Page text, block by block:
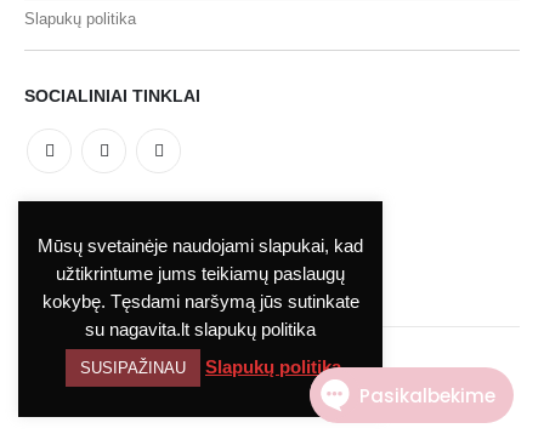
Slapukų politika
SOCIALINIAI TINKLAI
UAB Nagavita 2023. Visos teisės saugomos
Mūsų svetainėje naudojami slapukai, kad
užtikrintume jums teikiamų paslaugų
kokybę. Tęsdami naršymą jūs sutinkate
su nagavita.lt slapukų politika
SUSIPAŽINAU Slapukų politika